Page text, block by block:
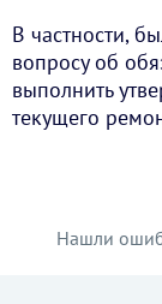
В частности,
вопросу об
выполнить
текущего
Нашли